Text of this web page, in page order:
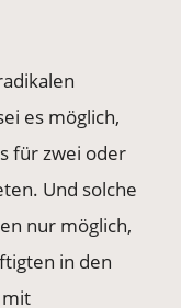
es möglich,
für zwei oder
Und solche
nur möglich,
in den
mit